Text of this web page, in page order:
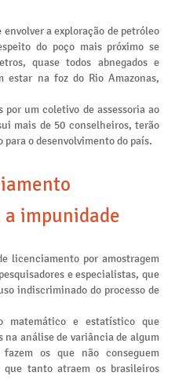
a exploração de petróleo
do poço mais próximo se
quase todos abnegados e
estar na foz do Rio Amazonas,
por um coletivo de assessoria ao
mais de 50 conselheiros, terão
o desenvolvimento do país.
impunidade
licenciamento por amostragem
e especialistas, que
indiscriminado do processo de
matemático e estatístico que
na análise de variância de algum
fazem os que não conseguem
que tanto atraem os brasileiros